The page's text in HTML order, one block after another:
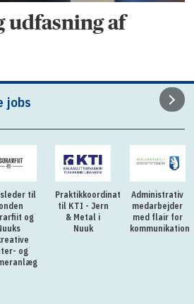
udfasning af
jobs
til
og
og
Praktikkoordinator
til KTI - Jern
& Metal i
Nuuk
Administrativ
medarbejder
med flair for
kommunikation